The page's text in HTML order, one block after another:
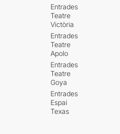
Entrades
Teatre
Victòria
Entrades
Teatre
Apolo
Entrades
Teatre
Goya
Entrades
Espai
Texas